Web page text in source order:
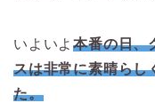
いよいよ本番の日、
スは非常に素晴らし
た。